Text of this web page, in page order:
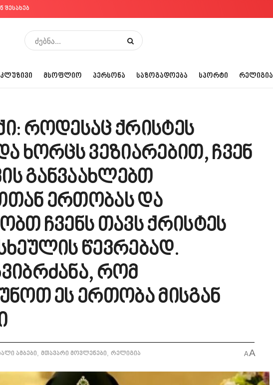
შესახებ
ᲛᲡᲝᲤᲚᲘᲝ ᲞᲔᲠᲡᲝᲜᲐ ᲡᲐᲖᲝᲒᲐᲓᲝᲔᲑᲐ ᲡᲞᲝᲠᲢᲘ ᲠᲔᲚᲘᲒᲘᲐ
როდესაც ქრისტეს
ხორცს ვეზიარებით, ჩვენ
განვაახლებთ
ერთობას და
ჩვენს თავს ქრისტეს
წევრებად.
რომ
ეს ერთობა მისგან
ამბები, მთავარი მოვლენები, რელიგია AA